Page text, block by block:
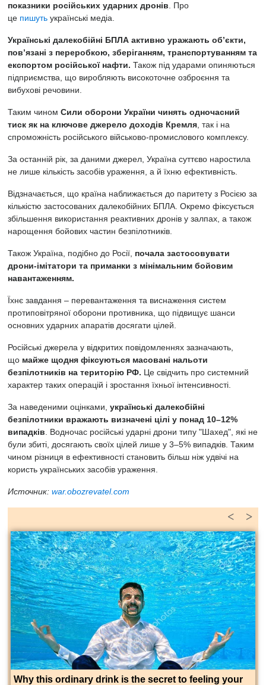
показники російських ударних дронів . Про
це пишуть українські медіа.
Українські далекобійні БПЛА активно уражають об’єкти,
пов’язані з переробкою, зберіганням, транспортуванням та
експортом російської нафти. Також під ударами опиняються
підприємства, що виробляють високоточне озброєння та
вибухові речовини.
Таким чином Сили оборони України чинять одночасний
тиск як на ключове джерело доходів Кремля , так і на
спроможність російського військово-промислового комплексу.
За останній рік, за даними джерел, Україна суттєво наростила
не лише кількість засобів ураження, а й їхню ефективність.
Відзначається, що країна наближається до паритету з Росією за
кількістю застосованих далекобійних БПЛА. Окремо фіксується
збільшення використання реактивних дронів у залпах, а також
нарощення бойових частин безпілотників.
Також Україна, подібно до Росії, почала застосовувати
дрони-імітатори та приманки з мінімальним бойовим
навантаженням.
Їхнє завдання – перевантаження та виснаження систем
протиповітряної оборони противника, що підвищує шанси
основних ударних апаратів досягати цілей.
Російські джерела у відкритих повідомленнях зазначають,
що майже щодня фіксуються масовані нальоти
безпілотників на територію РФ. Це свідчить про системний
характер таких операцій і зростання їхньої інтенсивності.
За наведеними оцінками, українські далекобійні
безпілотники вражають визначені цілі у понад 10–12%
випадків . Водночас російські ударні дрони типу "Шахед", які не
були збиті, досягають своїх цілей лише у 3–5% випадків. Таким
чином різниця в ефективності становить більш ніж удвічі на
користь українських засобів ураження.
Источник: war.obozrevatel.com
>
<
Why this ordinary drink is the secret to feeling your